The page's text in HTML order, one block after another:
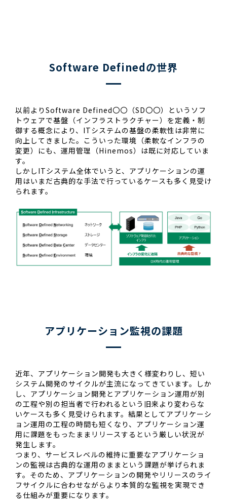
Software Definedの世界
以前よりSoftware Defined〇〇（SD〇〇）というソフ
トウェアで基盤（インフラストラクチャー）を定義・制
御する概念により、ITシステムの基盤の柔軟性は非常に
向上してきました。こういった環境（柔軟なインフラの
変更）にも、運用管理（Hinemos）は既に対応していま
す。
しかしITシステム全体でいうと、アプリケーションの運
用はいまだ古典的な手法で行っているケースも多く見受け
られます。
アプリケーション監視の課題
近年、アプリケーション開発も大きく様変わりし、短い
システム開発のサイクルが主流になってきています。しか
し、アプリケーション開発とアプリケーション運用が別
の工程や別の担当者で行われるという旧来より変わらな
いケースも多く見受けられます。結果としてアプリケーシ
ョン運用の工程の時間も短くなり、アプリケーション運
用に課題をもったままリリースするという厳しい状況が
発生します。
つまり、サービスレベルの維持に重要なアプリケーショ
ンの監視は古典的な運用のままという課題が挙げられま
す。そのため、アプリケーションの開発やリリースのライ
フサイクルに合わせながらより本質的な監視を実現でき
る仕組みが重要になります。